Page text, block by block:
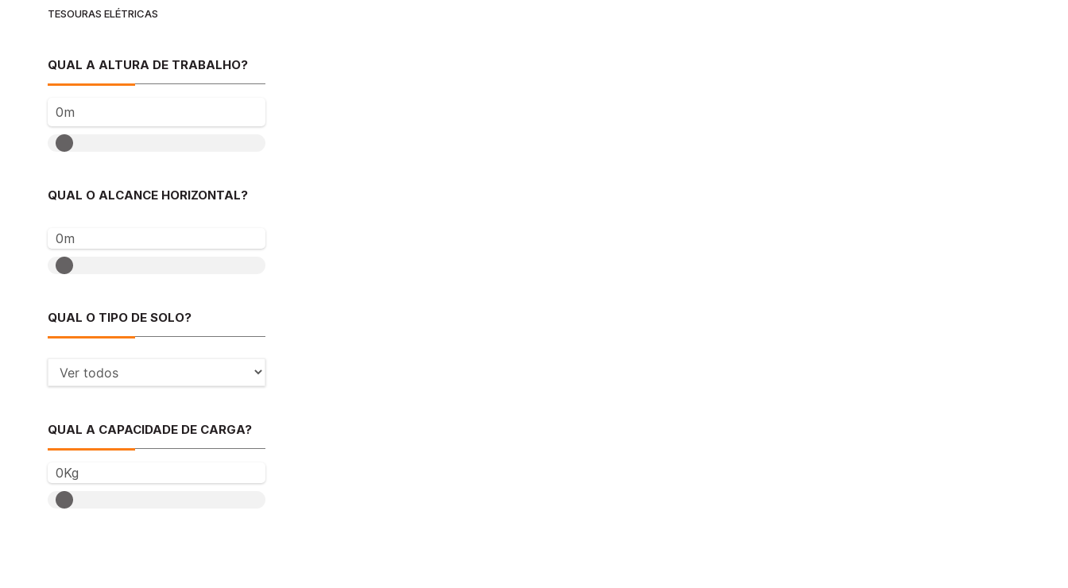
TESOURAS ELÉTRICAS
QUAL A ALTURA DE TRABALHO?
0m
QUAL O ALCANCE HORIZONTAL?
0m
QUAL O TIPO DE SOLO?
QUAL A CAPACIDADE DE CARGA?
0Kg